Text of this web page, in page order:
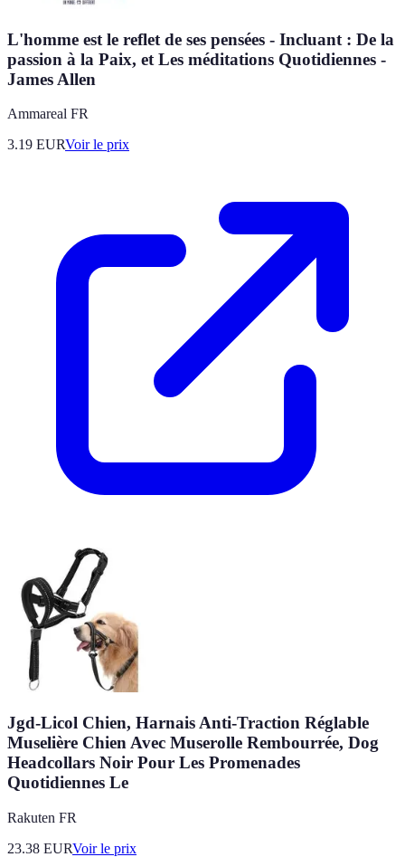
L'homme est le reflet de ses pensées - Incluant : De la
passion à la Paix, et Les méditations Quotidiennes -
James Allen
Ammareal FR
3.19 EURVoir le prix
Jgd-Licol Chien, Harnais Anti-Traction Réglable
Muselière Chien Avec Muserolle Rembourrée, Dog
Headcollars Noir Pour Les Promenades
Quotidiennes Le
Rakuten FR
23.38 EURVoir le prix